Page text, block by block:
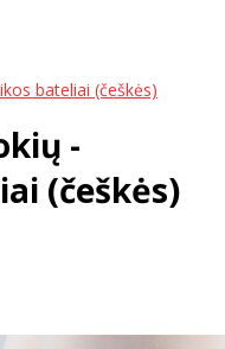
bateliai (češkės)
-
(češkės)